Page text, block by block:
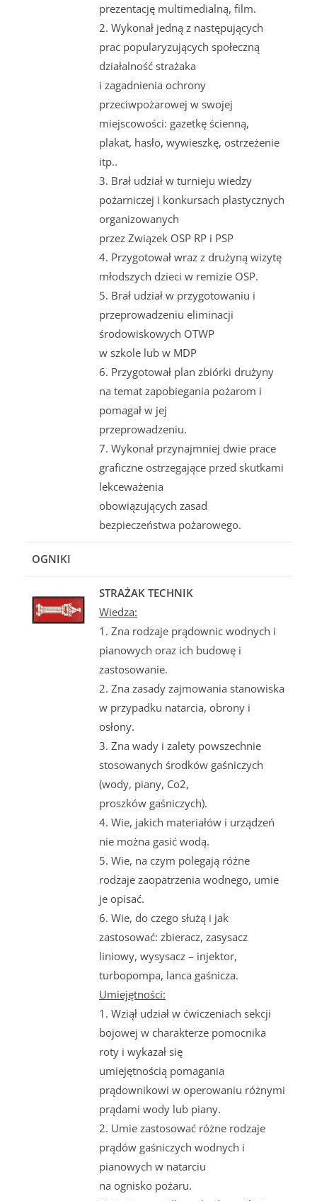
prezentację multimedialną, film.
2. Wykonał jedną z następujących
prac popularyzujących społeczną
działalność strażaka
i zagadnienia ochrony
przeciwpożarowej w swojej
miejscowości: gazetkę ścienną,
plakat, hasło, wywieszkę, ostrzeżenie
itp..
3. Brał udział w turnieju wiedzy
pożarniczej i konkursach plastycznych
organizowanych
przez Związek OSP RP i PSP
4. Przygotował wraz z drużyną wizytę
młodszych dzieci w remizie OSP.
5. Brał udział w przygotowaniu i
przeprowadzeniu eliminacji
środowiskowych OTWP
w szkole lub w MDP
6. Przygotował plan zbiórki drużyny
na temat zapobiegania pożarom i
pomagał w jej
przeprowadzeniu.
7. Wykonał przynajmniej dwie prace
graficzne ostrzegające przed skutkami
lekceważenia
obowiązujących zasad
bezpieczeństwa pożarowego.
OGNIKI
STRAŻAK TECHNIK
Wiedza:
1. Zna rodzaje prądownic wodnych i
pianowych oraz ich budowę i
zastosowanie.
2. Zna zasady zajmowania stanowiska
w przypadku natarcia, obrony i
osłony.
3. Zna wady i zalety powszechnie
stosowanych środków gaśniczych
(wody, piany, Co2,
proszków gaśniczych).
4. Wie, jakich materiałów i urządzeń
nie można gasić wodą.
5. Wie, na czym polegają różne
rodzaje zaopatrzenia wodnego, umie
je opisać.
6. Wie, do czego służą i jak
zastosować: zbieracz, zasysacz
liniowy, wysysacz – injektor,
turbopompa, lanca gaśnicza.
Umiejętności:
1. Wziął udział w ćwiczeniach sekcji
bojowej w charakterze pomocnika
roty i wykazał się
umiejętnością pomagania
prądownikowi w operowaniu różnymi
prądami wody lub piany.
2. Umie zastosować różne rodzaje
prądów gaśniczych wodnych i
pianowych w natarciu
na ognisko pożaru.